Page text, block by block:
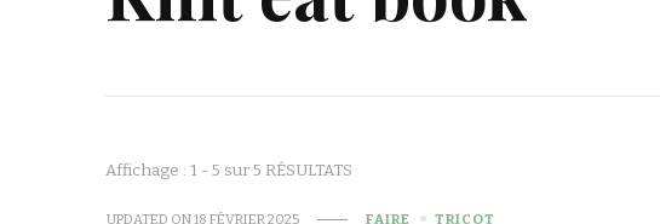
Affichage : 1 - 5 sur 5 RÉSULTATS
UPDATED ON18 FÉVRIER 2025 FAIRE TRICOT